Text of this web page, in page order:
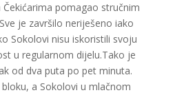
pomagao stručnim
je završilo neriješeno iako
Sokolovi nisu iskoristili svoju
u regularnom dijelu.Tako je
od dva puta po pet minuta.
a Sokolovi u mlačnom